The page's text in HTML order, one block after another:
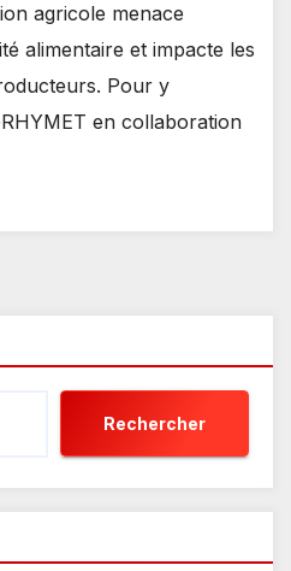
agricole menace
alimentaire et impacte les
Pour y
en collaboration
Rechercher